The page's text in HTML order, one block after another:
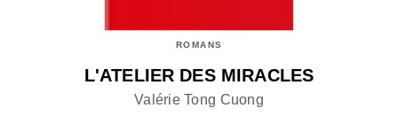
ROMANS
L'ATELIER DES MIRACLES
Valérie Tong Cuong